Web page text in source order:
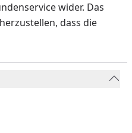
wider. Das
dass die